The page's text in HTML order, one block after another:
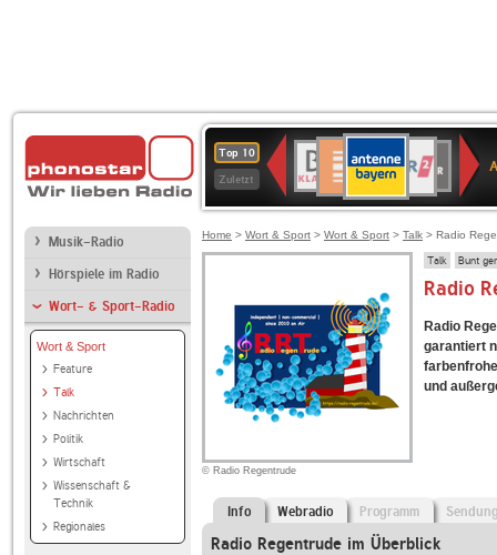
Top 10
Zuletzt
Deutschlandfunk
80er
90er
OLDIE
ANTENNE
SWR3
WDR
4
BR-
KLASSIK
Deutschlandfunk
KulturBAYERN
2
SWR
Kultur
NDR
2
Musik-Radio
Hörspiele im Radio
Wort- & Sport-Radio
Wort & Sport
Feature
Talk
Nachrichten
Politik
Wirtschaft
Wissenschaft &
Technik
Regionales
Home > Wort & Sport > Wort & Sport > Talk > Radio
© Radio Regentrude
Talk Bunt
Radio
Radio
garantiert
und
Info Webradio Programm
Radio Regentrude im Überblick